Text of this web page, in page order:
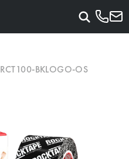
RCT100-BKLOGO-OS